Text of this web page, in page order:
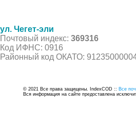
ул. Чегет-эли
Почтовый индекс: 369316
Код ИФНС: 0916
Районный код ОКАТО:
© 2021 Все права защищены. IndexCOD :: Все
Вся информация на сайте предоставлена